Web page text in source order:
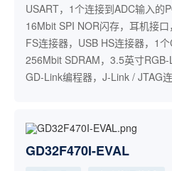
USART，1个连接到ADC输入的
16Mbit SPI NOR闪存，耳机接
FS连接器，USB HS连接器，1个
256Mbit SDRAM，3.5英寸
GD-Link编程器，J-Link / JTAG
GD32F470I-EVAL